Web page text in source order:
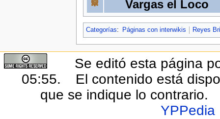
Vargas el Loco
Categorías: Páginas con interwikis Reyes
Se editó esta página
05:55.
El contenido está
que se indique lo contrario.
YPPedia